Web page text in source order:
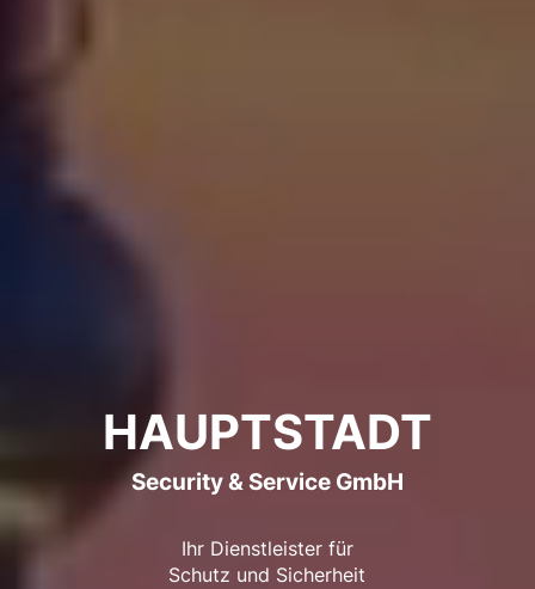
HAUPTSTADT
Security & Service GmbH
Ihr Dienstleister für
Schutz und Sicherheit